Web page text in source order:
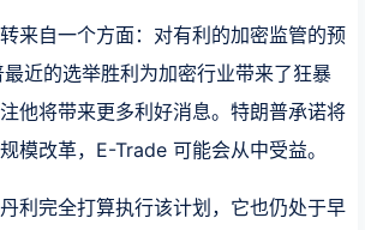
来自一个方面：对有利的加密监管的预
最近的选举胜利为加密行业带来了狂暴
他将带来更多利好消息。特朗普承诺将
模改革，E-Trade 可能会从中受益。
利完全打算执行该计划，它也仍处于早